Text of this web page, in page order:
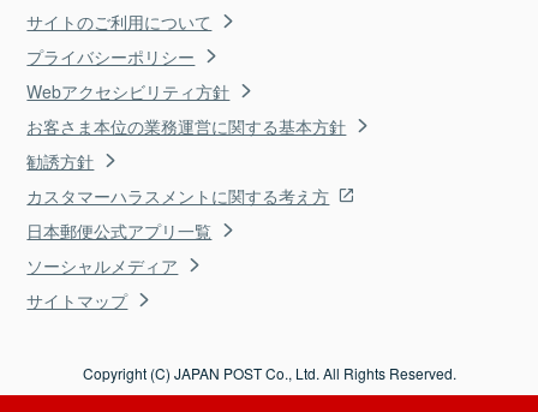
サイトのご利用について
プライバシーポリシー
Webアクセシビリティ方針
お客さま本位の業務運営に関する基本方針
勧誘方針
カスタマーハラスメントに関する考え方
日本郵便公式アプリ一覧
ソーシャルメディア
サイトマップ
Copyright (C) JAPAN POST Co., Ltd. All Rights Reserved.